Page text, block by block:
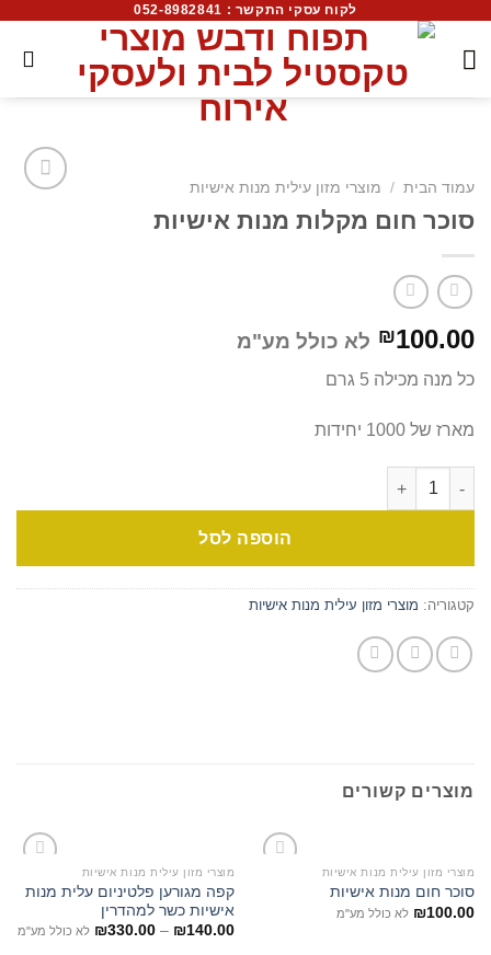
לקוח עסקי התקשר : 052-8982841
עמוד הבית / מוצרי מזון עילית מנות אישיות
סוכר חום מקלות מנות אישיות
₪100.00 לא כולל מע"מ
כל מנה מכילה 5 גרם
מארז של 1000 יחידות
הוספה לסל
קטגוריה: מוצרי מזון עילית מנות אישיות
מוצרים קשורים
מוצרי מזון עילית מנות אישיות
סוכר חום מנות אישיות
₪100.00 לא כולל מע"מ
מוצרי מזון עילית מנות אישיות
קפה מגורען פלטיניום עלית מנות
אישיות כשר למהדרין
₪140.00
–
₪330.00 לא כולל מע"מ